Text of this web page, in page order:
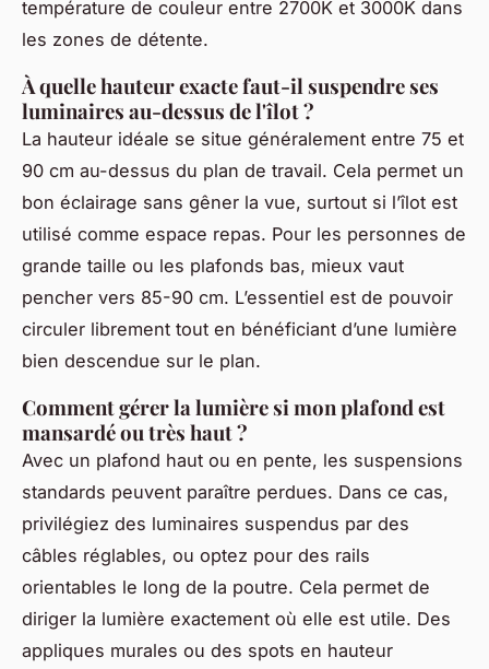
température de couleur entre 2700K et 3000K dans
les zones de détente.
À quelle hauteur exacte faut-il suspendre ses
luminaires au-dessus de l'îlot ?
La hauteur idéale se situe généralement entre 75 et
90 cm au-dessus du plan de travail. Cela permet un
bon éclairage sans gêner la vue, surtout si l’îlot est
utilisé comme espace repas. Pour les personnes de
grande taille ou les plafonds bas, mieux vaut
pencher vers 85-90 cm. L’essentiel est de pouvoir
circuler librement tout en bénéficiant d’une lumière
bien descendue sur le plan.
Comment gérer la lumière si mon plafond est
mansardé ou très haut ?
Avec un plafond haut ou en pente, les suspensions
standards peuvent paraître perdues. Dans ce cas,
privilégiez des luminaires suspendus par des
câbles réglables, ou optez pour des rails
orientables le long de la poutre. Cela permet de
diriger la lumière exactement où elle est utile. Des
appliques murales ou des spots en hauteur